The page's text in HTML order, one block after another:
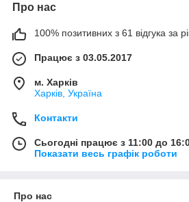
Про нас
100% позитивних з 61 відгука за
Працює з 03.05.2017
м. Харків
Харків, Україна
Контакти
Сьогодні працює з 11:00 до
Показати весь графік роботи
Про нас